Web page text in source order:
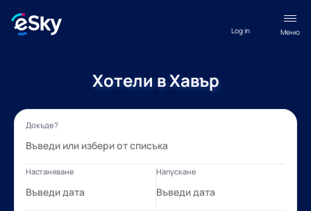
Меню
Log in
Хотели в Хавър